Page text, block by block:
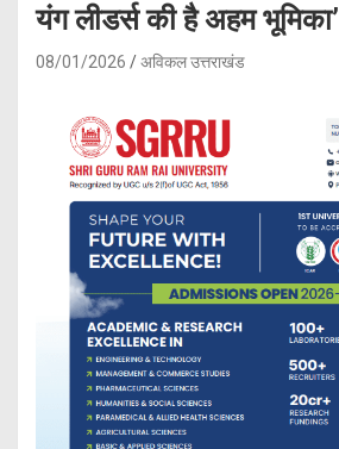
यंग लीडर्स की है अहम भूमिका’
08/01/2026 अविकल उत्तराखंड